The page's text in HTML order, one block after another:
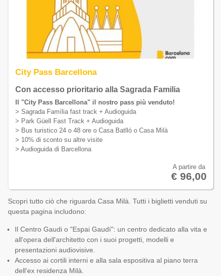
City Pass Barcellona
Con accesso prioritario alla Sagrada Familia
Il "City Pass Barcellona" il nostro pass più venduto!
> Sagrada Família fast track + Audioguida
> Park Güell Fast Track + Audioguida
> Bus turistico 24 o 48 ore o Casa Batlló o Casa Milà
> 10% di sconto su altre visite
> Audioguida di Barcellona
A partire da
€ 96,00
Scopri tutto ciò che riguarda Casa Milà. Tutti i biglietti venduti su
questa pagina includono:
Il Centro Gaudi o "Espai Gaudí": un centro dedicato alla vita e
all'opera dell'architetto con i suoi progetti, modelli e
presentazioni audiovisive.
Accesso ai cortili interni e alla sala espositiva al piano terra
dell'ex residenza Milà.